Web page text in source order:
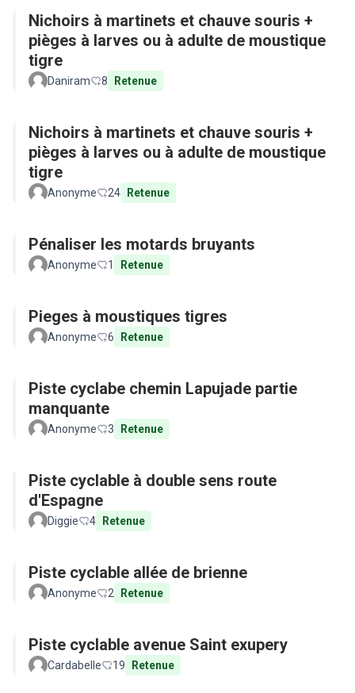
Nichoirs à martinets et chauve souris +
pièges à larves ou à adulte de moustique
tigre
Daniram 8 Retenue
Nichoirs à martinets et chauve souris +
pièges à larves ou à adulte de moustique
tigre
Anonyme 24 Retenue
Pénaliser les motards bruyants
Anonyme 1 Retenue
Pieges à moustiques tigres
Anonyme 6 Retenue
Piste cyclabe chemin Lapujade partie
manquante
Anonyme 3 Retenue
Piste cyclable à double sens route
d'Espagne
Diggie 4 Retenue
Piste cyclable allée de brienne
Anonyme 2 Retenue
Piste cyclable avenue Saint exupery
Cardabelle 19 Retenue